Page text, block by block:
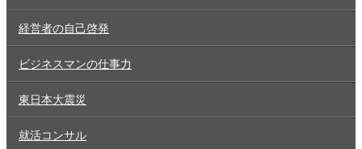
経営者の自己啓発
ビジネスマンの仕事力
東日本大震災
就活コンサル